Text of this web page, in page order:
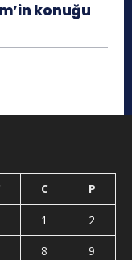
konuğu
C P
1
2
8
9